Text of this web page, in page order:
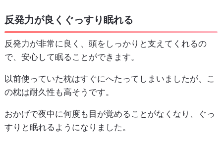
反発力が良くぐっすり眠れる
反発力が非常に良く、頭をしっかりと支えてくれるの
で、安心して眠ることができます。
以前使っていた枕はすぐにへたってしまいましたが、こ
の枕は耐久性も高そうです。
おかげで夜中に何度も目が覚めることがなくなり、ぐっ
すりと眠れるようになりました。